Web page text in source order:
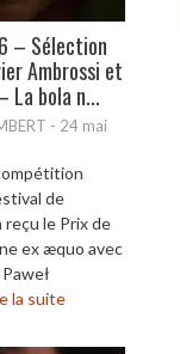
– Sélection
Ambrossi et
La bola n...
- 24 mai
de
reçu le Prix de
ex æquo avec
la suite